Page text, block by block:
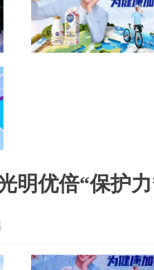
明优倍“保护